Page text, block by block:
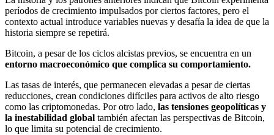
períodos de crecimiento impulsados por ciertos factores, pero el
contexto actual introduce variables nuevas y desafía la idea de que la
historia siempre se repetirá.
Bitcoin, a pesar de los ciclos alcistas previos, se encuentra en un
entorno macroeconómico que complica su comportamiento.
Las tasas de interés, que permanecen elevadas a pesar de ciertas
reducciones, crean condiciones difíciles para activos de alto riesgo
como las criptomonedas. Por otro lado, las tensiones geopolíticas y
la inestabilidad global también afectan las perspectivas de Bitcoin,
lo que limita su potencial de crecimiento.